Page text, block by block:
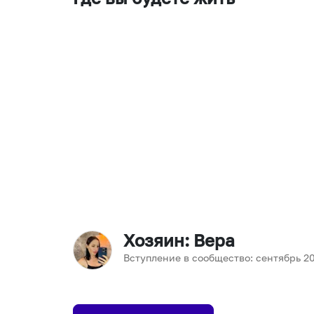
Хозяин: Вера
Вступление в сообщество: сентябрь